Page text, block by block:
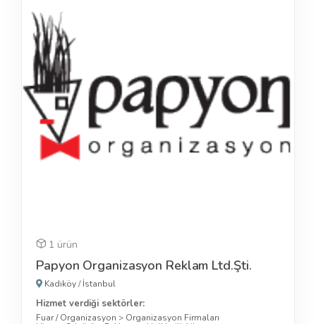
1 ürün
Papyon Organizasyon Reklam Ltd.Şti.
Kadıköy/İstanbul
Hizmet verdiği sektörler:
Fuar / Organizasyon > Organizasyon Firmaları